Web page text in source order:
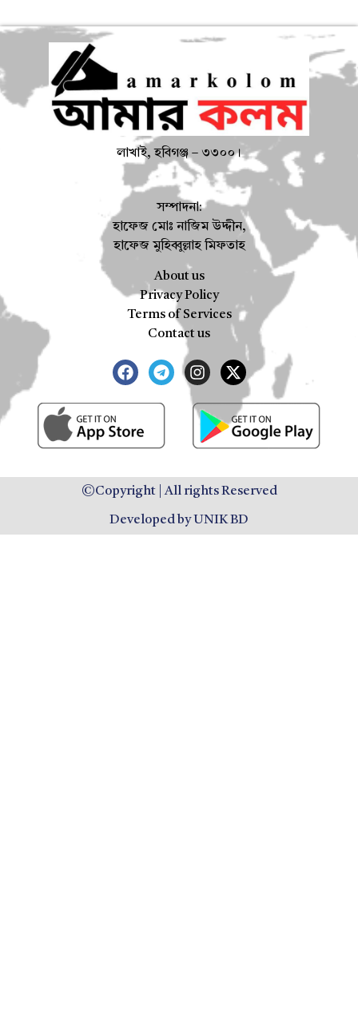
লাখাই, হবিগঞ্জ – ৩৩০০।
সম্পাদনা:
হাফেজ মোঃ নাজিম উদ্দীন,
হাফেজ মুহিব্বুল্লাহ মিফতাহ
About us
Privacy Policy
Terms of Services
Contact us
©Copyright | All rights Reserved
Developed by UNIK BD